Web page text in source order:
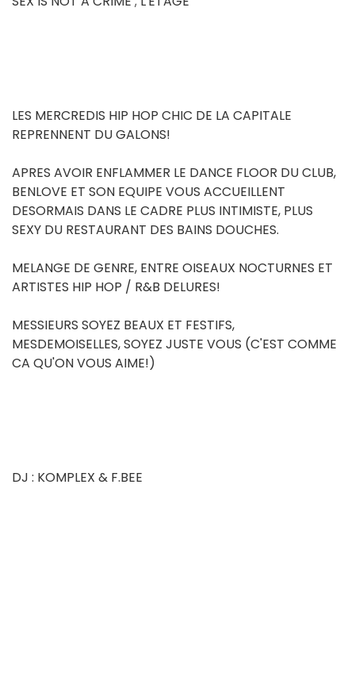
LES MERCREDIS HIP HOP CHIC DE LA CAPITALE
REPRENNENT DU GALONS!
APRES AVOIR ENFLAMMER LE DANCE FLOOR DU CLUB,
BENLOVE ET SON EQUIPE VOUS ACCUEILLENT
DESORMAIS DANS LE CADRE PLUS INTIMISTE, PLUS
SEXY DU RESTAURANT DES BAINS DOUCHES.
MELANGE DE GENRE, ENTRE OISEAUX NOCTURNES ET
ARTISTES HIP HOP / R&B DELURES!
MESSIEURS SOYEZ BEAUX ET FESTIFS,
MESDEMOISELLES, SOYEZ JUSTE VOUS (C'EST COMME
CA QU'ON VOUS AIME!)
DJ : KOMPLEX & F.BEE